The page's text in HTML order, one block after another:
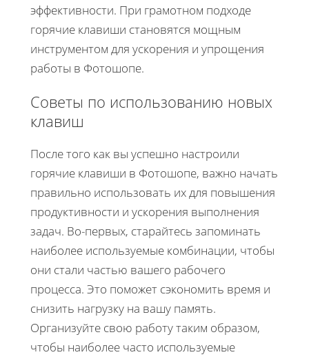
эффективности. При грамотном подходе
горячие клавиши становятся мощным
инструментом для ускорения и упрощения
работы в Фотошопе.
Советы по использованию новых
клавиш
После того как вы успешно настроили
горячие клавиши в Фотошопе, важно начать
правильно использовать их для повышения
продуктивности и ускорения выполнения
задач. Во-первых, старайтесь запоминать
наиболее используемые комбинации, чтобы
они стали частью вашего рабочего
процесса. Это поможет сэкономить время и
снизить нагрузку на вашу память.
Организуйте свою работу таким образом,
чтобы наиболее часто используемые